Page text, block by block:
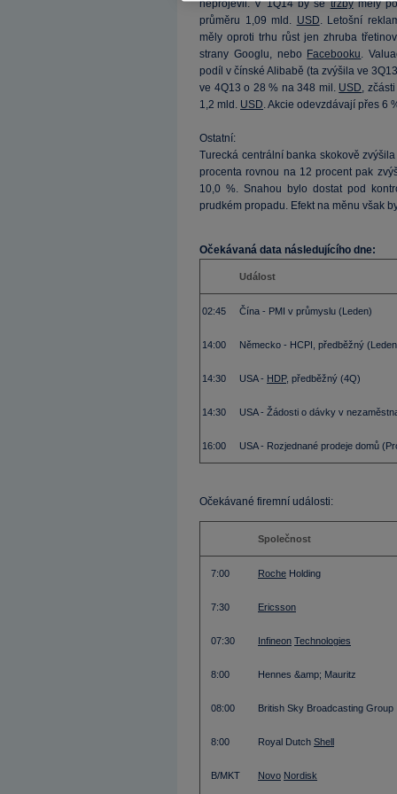
neprojevil. V 1Q14 by setržbyměly
průměru 1,09 mld. USD. Letošní
měly oproti trhu růst jen zhruba
strany Googlu, nebo Facebooku.
podíl v čínské Alibabě (ta zvýšila ve
ve 4Q13 o 28 % na 348 mil. USD,
1,2 mld. USD. Akcie odevzdávají přes 6
Ostatní:
Turecká centrální banka skokově
procenta rovnou na 12 procent pak
10,0 %. Snahou bylo dostat pod
prudkém propadu. Efekt na měnu však
Očekávaná data následujícího dne:
Událost
02:45 Čína - PMI v průmyslu (Leden)
14:00 Německo - HCPI, předběžný
14:30 USA - HDP, předběžný (4Q)
14:30 USA - Žádosti o dávky v
16:00 USA - Rozjednané prodeje domů
Očekávané firemní události:
Společnost
7:00 Roche Holding
7:30 Ericsson
07:30 Infineon Technologies
8:00 Hennes &amp; Mauritz
08:00 British Sky Broadcasting Group
8:00 Royal Dutch Shell
B/MKT Novo Nordisk